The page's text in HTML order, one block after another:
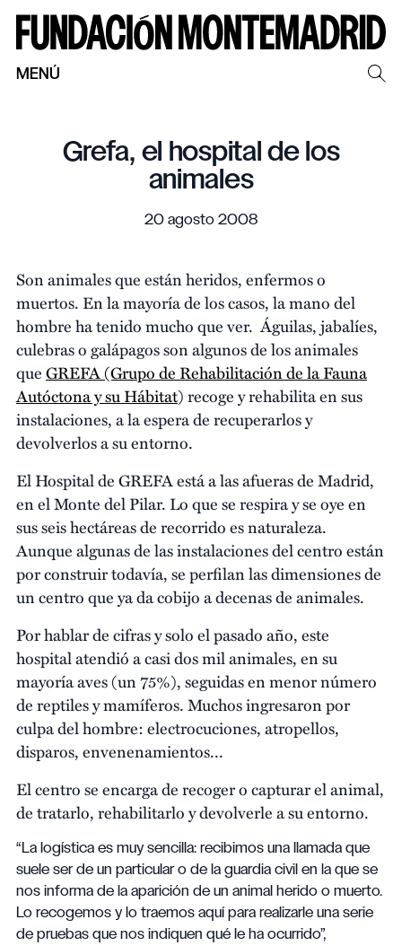
MENÚ
Grefa, el hospital de los
animales
20 agosto 2008
Son animales que están heridos, enfermos o
muertos. En la mayoría de los casos, la mano del
hombre ha tenido mucho que ver. Águilas, jabalíes,
culebras o galápagos son algunos de los animales
queGREFA (Grupo de Rehabilitación de la Fauna
Autóctona y su Hábitat) recoge y rehabilita en sus
instalaciones, a la espera de recuperarlos y
devolverlos a su entorno.
El Hospital de GREFA está a las afueras de Madrid,
en el Monte del Pilar. Lo que se respira y se oye en
sus seis hectáreas de recorrido es naturaleza.
Aunque algunas de las instalaciones del centro están
por construir todavía, se perfilan las dimensiones de
un centro que ya da cobijo a decenas de animales.
Por hablar de cifras y solo el pasado año, este
hospital atendió a casi dos mil animales, en su
mayoría aves (un 75%), seguidas en menor número
de reptiles y mamíferos. Muchos ingresaron por
culpa del hombre: electrocuciones, atropellos,
disparos, envenenamientos...
El centro se encarga de recoger o capturar el animal,
de tratarlo, rehabilitarlo y devolverle a su entorno.
“La logística es muy sencilla: recibimos una llamada que
suele ser de un particular o de la guardia civil en la que se
nos informa de la aparición de un animal herido o muerto.
Lo recogemos y lo traemos aquí para realizarle una serie
de pruebas que nos indiquen qué le ha ocurrido”,